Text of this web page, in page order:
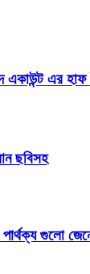
একাউন্ট এর
ছবিসহ
গুলো